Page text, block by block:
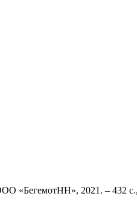
«БегемотНН», 2021. – 432